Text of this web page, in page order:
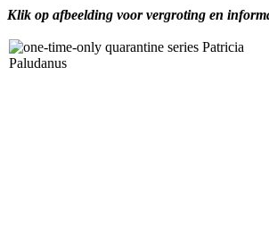
Klik op afbeelding voor vergroting en